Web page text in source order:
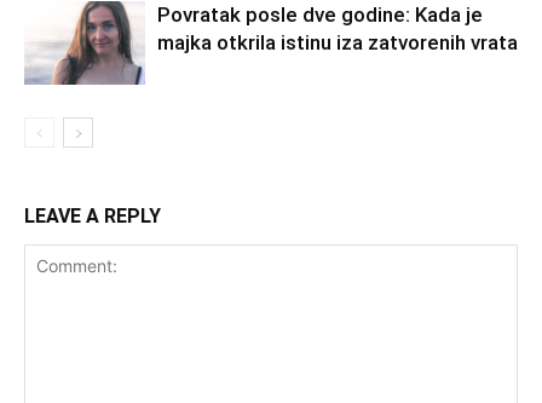
Povratak posle dve godine: Kada je
majka otkrila istinu iza zatvorenih vrata
LEAVE A REPLY